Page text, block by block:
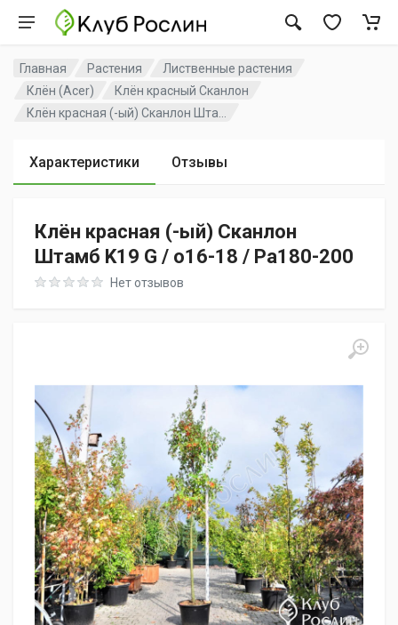
Главная Растения
Лиственные растения
Клён (Acer)
Клён красный Сканлон
Клён красная (-ый) Сканлон Шта...
Характеристики Отзывы
Клён красная (-ый) Сканлон
Штамб K19 G / o16-18 / Pa180-200
Rating: 0 out of 5Нет отзывов